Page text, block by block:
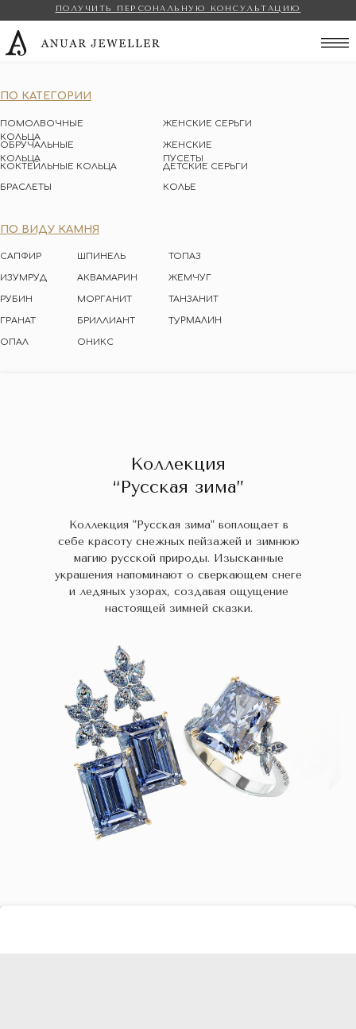
ПОЛУЧИТЬ ПЕРСОНАЛЬНУЮ КОНСУЛЬТАЦИЮ
ПО КАТЕГОРИИ
ПОМОЛВОЧНЫЕ
КОЛЬЦА
ОБРУЧАЛЬНЫЕ
КОЛЬЦА
ЖЕНСКИЕ СЕРЬГИ
КОКТЕЙЛЬНЫЕ КОЛЬЦА
ЖЕНСКИЕ
ПУСЕТЫ
ДЕТСКИЕ СЕРЬГИ
БРАСЛЕТЫ
КОЛЬЕ
ПО ВИДУ КАМНЯ
САПФИР
ИЗУМРУД
ШПИНЕЛЬ
РУБИН
АКВАМАРИН
МОРГАНИТ
ГРАНАТ БРИЛЛИАНТ
ТОПАЗ
ЖЕМЧУГ
ТУРМАЛИН
ТАНЗАНИТ
ОНИКС
ОПАЛ
Коллекция
“Русская зима”
Коллекция "Русская зима" воплощает в
себе красоту снежных пейзажей и зимнюю
магию русской природы. Изысканные
украшения напоминают о сверкающем снеге
и ледяных узорах, создавая ощущение
настоящей зимней сказки.